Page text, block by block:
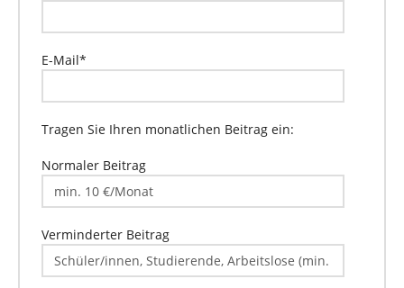
E-Mail*
Tragen Sie Ihren monatlichen Beitrag ein:
Normaler Beitrag
Verminderter Beitrag